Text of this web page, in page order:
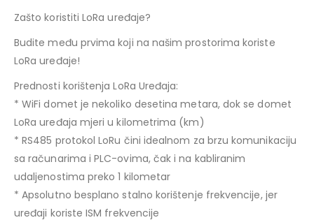
Zašto koristiti LoRa uređaje?
Budite među prvima koji na našim prostorima koriste
LoRa uređaje!
Prednosti korištenja LoRa Uređaja:
* WiFi domet je nekoliko desetina metara, dok se domet
LoRa uređaja mjeri u kilometrima (km)
* RS485 protokol LoRu čini idealnom za brzu komunikaciju
sa računarima i PLC-ovima, čak i na kabliranim
udaljenostima preko 1 kilometar
* Apsolutno besplano stalno korištenje frekvencije, jer
uređaji koriste ISM frekvencije